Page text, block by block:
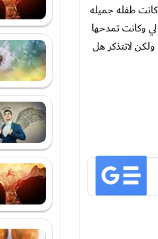
الحلم لكن كانت طفله جميله
وكانت تمدحها
لاتتذكر هل